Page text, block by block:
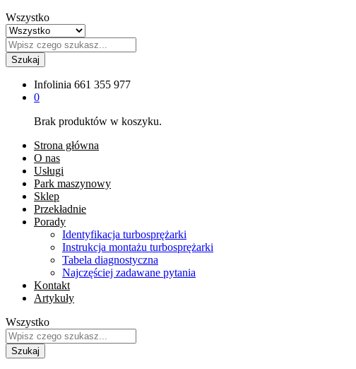
Wszystko
Szukaj
Infolinia 661 355 977
0
Brak produktów w koszyku.
Strona główna
O nas
Usługi
Park maszynowy
Sklep
Przekładnie
Porady
Identyfikacja turbosprężarki
Instrukcja montażu turbosprężarki
Tabela diagnostyczna
Najczęściej zadawane pytania
Kontakt
Artykuły
Wszystko
Szukaj